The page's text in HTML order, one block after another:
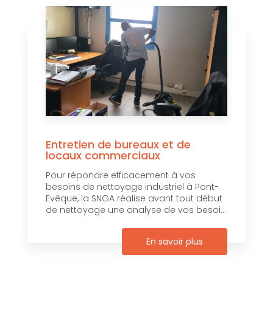
Entretien de bureaux et de
locaux commerciaux
Pour répondre efficacement à vos
besoins de nettoyage industriel à Pont-
Evêque, la SNGA réalise avant tout début
de nettoyage une analyse de vos besoi...
En savoir plus